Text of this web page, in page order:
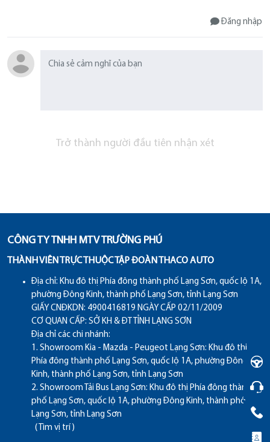
Đăng nhập
Trở thành người đầu tiên nhận xét
CÔNG TY TNHH MTV TRƯỜNG PHÚ
THÀNH VIÊN TRỰC THUỘC TẬP ĐOÀN THACO AUTO
Địa chỉ: Khu đô thị Phía đông thành phố Lạng Sơn, quốc lộ 1A,
phường Đông Kinh, thành phố Lạng Sơn, tỉnh Lạng Sơn
GIẤY CNĐKDN: 4900416819 NGÀY CẤP 02/11/2009
CƠ QUAN CẤP: SỞ KH & ĐT TỈNH LẠNG SƠN
Địa chỉ các chi nhánh:
1. Showroom Kia - Mazda - Peugeot Lạng Sơn: Khu đô thị
Phía đông thành phố Lạng Sơn, quốc lộ 1A, phường Đông
Kinh, thành phố Lạng Sơn, tỉnh Lạng Sơn
2. Showroom Tải Bus Lạng Sơn: Khu đô thị Phía đông thành
phố Lạng Sơn, quốc lộ 1A, phường Đông Kinh, thành phố
Lạng Sơn, tỉnh Lạng Sơn
( Tìm vị trí )